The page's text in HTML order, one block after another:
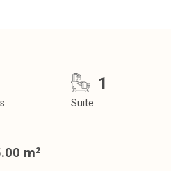
1
Suite
m²